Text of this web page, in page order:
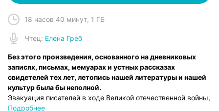
18 часов 40 минут, 1 ГБ
Чтец: Елена Греб
Без этого произведения, основанного на дневниковых
записях, письмах, мемуарах и устных рассказах
свидетелей тех лет, летопись нашей литературы и нашей
культур была бы неполной.
Эвакуация писателей в ходе Великой отечественной войны,
названная Ахматовой «Ноевым ковчегом», была, с одной
Подробнее